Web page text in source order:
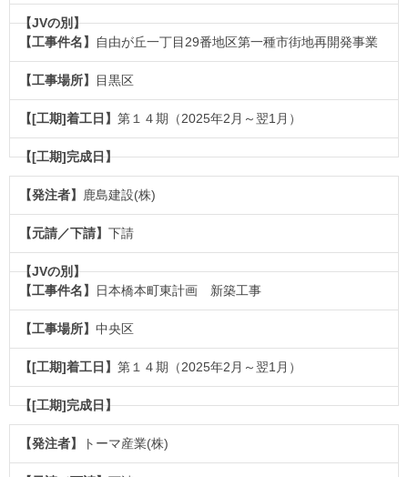
自由が丘一丁目29番地区第一種市街地再開発事業
目黒区
第１４期（2025年2月～翌1月）
鹿島建設(株)
下請
日本橋本町東計画 新築工事
中央区
第１４期（2025年2月～翌1月）
トーマ産業(株)